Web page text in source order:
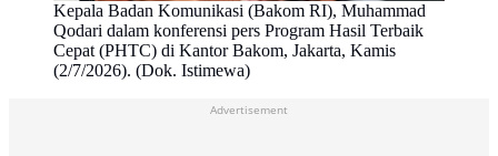
Kepala Badan Komunikasi (Bakom RI), Muhammad
Qodari dalam konferensi pers Program Hasil Terbaik
Cepat (PHTC) di Kantor Bakom, Jakarta, Kamis
(2/7/2026). (Dok. Istimewa)
Advertisement